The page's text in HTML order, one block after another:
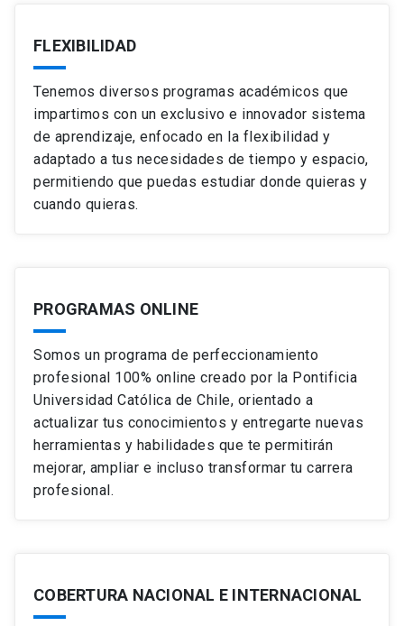
FLEXIBILIDAD
Tenemos diversos programas académicos que
impartimos con un exclusivo e innovador sistema
de aprendizaje, enfocado en la flexibilidad y
adaptado a tus necesidades de tiempo y espacio,
permitiendo que puedas estudiar donde quieras y
cuando quieras.
PROGRAMAS ONLINE
Somos un programa de perfeccionamiento
profesional 100% online creado por la Pontificia
Universidad Católica de Chile, orientado a
actualizar tus conocimientos y entregarte nuevas
herramientas y habilidades que te permitirán
mejorar, ampliar e incluso transformar tu carrera
profesional.
COBERTURA NACIONAL E INTERNACIONAL